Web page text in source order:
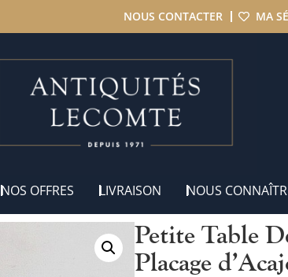
NOUS CONTACTER MA
NOS OFFRES LIVRAISON NOUS
Petite Table
Placage